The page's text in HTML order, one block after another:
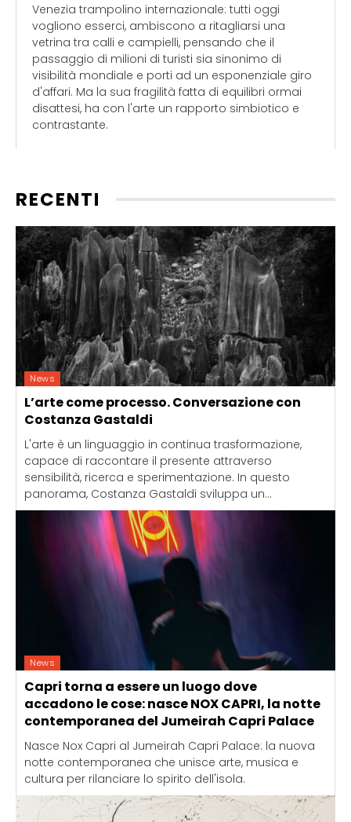
Venezia trampolino internazionale: tutti oggi
vogliono esserci, ambiscono a ritagliarsi una
vetrina tra calli e campielli, pensando che il
passaggio di milioni di turisti sia sinonimo di
visibilità mondiale e porti ad un esponenziale giro
d'affari. Ma la sua fragilità fatta di equilibri ormai
disattesi, ha con l'arte un rapporto simbiotico e
contrastante.
RECENTI
News
L’arte come processo. Conversazione con
Costanza Gastaldi
L'arte è un linguaggio in continua trasformazione,
capace di raccontare il presente attraverso
sensibilità, ricerca e sperimentazione. In questo
panorama, Costanza Gastaldi sviluppa un...
News
Capri torna a essere un luogo dove
accadono le cose: nasce NOX CAPRI, la notte
contemporanea del Jumeirah Capri Palace
Nasce Nox Capri al Jumeirah Capri Palace: la nuova
notte contemporanea che unisce arte, musica e
cultura per rilanciare lo spirito dell'isola.